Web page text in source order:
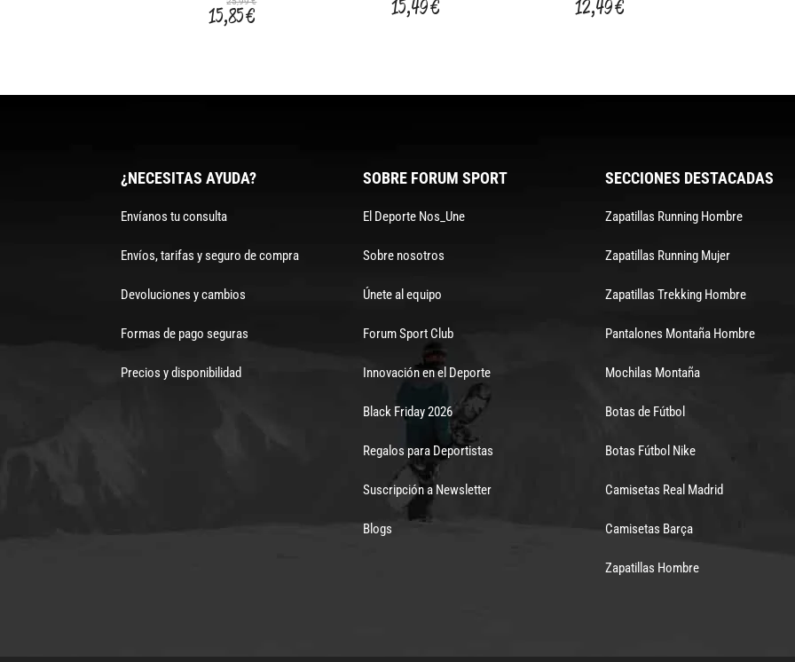
15,85 € 15,49 € 12,49 €
¿NECESITAS AYUDA?
Envíanos tu consulta
Envíos, tarifas y seguro de compra
Devoluciones y cambios
Formas de pago seguras
Precios y disponibilidad
SOBRE FORUM SPORT
El Deporte Nos_Une
Sobre nosotros
Únete al equipo
Forum Sport Club
Innovación en el Deporte
Black Friday 2026
Regalos para Deportistas
Suscripción a Newsletter
Blogs
SECCIONES DESTACADAS
Zapatillas Running Hombre
Zapatillas Running Mujer
Zapatillas Trekking Hombre
Pantalones Montaña Hombre
Mochilas Montaña
Botas de Fútbol
Botas Fútbol Nike
Camisetas Real Madrid
Camisetas Barça
Zapatillas Hombre